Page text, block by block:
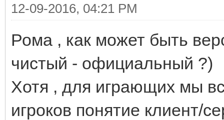
12-09-2016, 04:21 PM
Рома , как может быть
чистый - официальный ?)
Хотя , для играющих мы
игроков понятие клиент/